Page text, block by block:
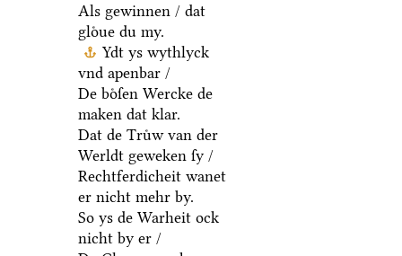
ſparen ſchyr /
Als gewinnen / dat
gloͤue du my.
Ydt ys wythlyck
vnd apenbar /
De boͤſen Wercke de
maken dat klar.
Dat de Truͤw van der
Werldt geweken ſy /
Rechtferdicheit wanet
er nicht mehr by.
So ys de Warheit ock